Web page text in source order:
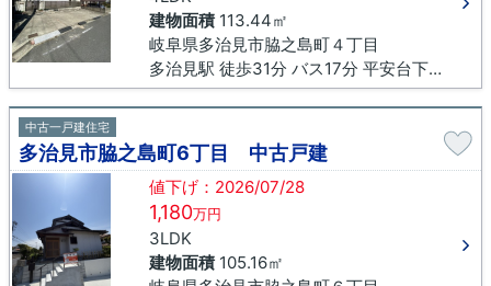
建物面積113.44㎡
岐阜県多治見市脇之島町４丁目
多治見駅 徒歩31分 バス17分 平安台下車 徒歩5分
中古一戸建住宅
多治見市脇之島町6丁目 中古戸建
値下げ：2026/07/28
1,180万円
3LDK
建物面積105.16㎡